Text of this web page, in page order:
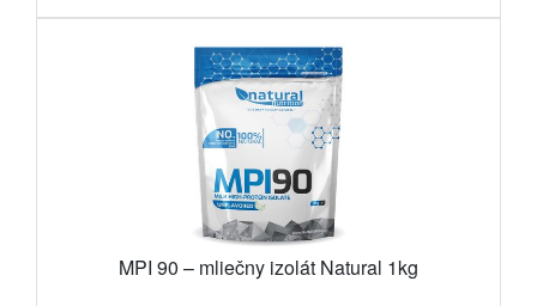
MPI 90 – mliečny izolát Natural 1kg